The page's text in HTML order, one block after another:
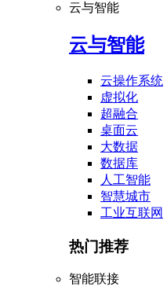
云与智能
云与智能
云操作系统
虚拟化
超融合
桌面云
大数据
数据库
人工智能
智慧城市
工业互联网
热门推荐
智能联接